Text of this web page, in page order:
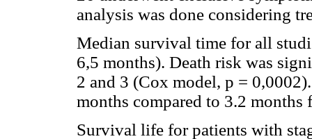
analysis was done considering
Median survival time for all
6,5 months). Death risk was
2 and 3 (Cox model, p =
months compared to 3.2 months
Survival life for patients with